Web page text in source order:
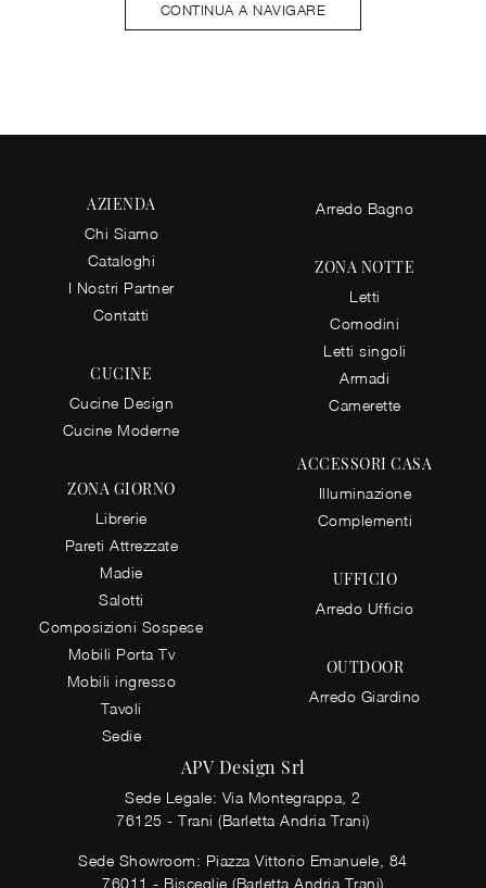
CONTINUA A NAVIGARE
AZIENDA
Chi Siamo
Cataloghi
I Nostri Partner
Contatti
CUCINE
Cucine Design
Cucine Moderne
ZONA GIORNO
Librerie
Pareti Attrezzate
Madie
Salotti
Composizioni Sospese
Mobili Porta Tv
Mobili ingresso
Tavoli
Sedie
Arredo Bagno
ZONA NOTTE
Letti
Comodini
Letti singoli
Armadi
Camerette
ACCESSORI CASA
Illuminazione
Complementi
UFFICIO
Arredo Ufficio
OUTDOOR
Arredo Giardino
APV Design Srl
Sede Legale: Via Montegrappa, 2
76125 - Trani (Barletta Andria Trani)
Sede Showroom: Piazza Vittorio Emanuele, 84
76011 - Bisceglie (Barletta Andria Trani)